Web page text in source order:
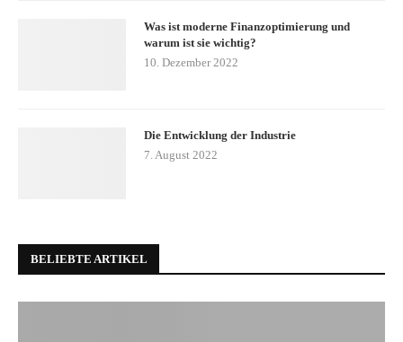
Was ist moderne Finanzoptimierung und
warum ist sie wichtig?
10. Dezember 2022
Die Entwicklung der Industrie
7. August 2022
BELIEBTE ARTIKEL